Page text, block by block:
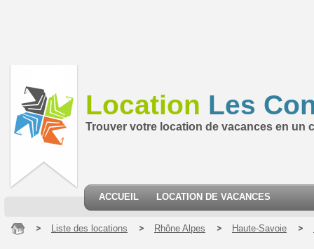
Location Les
Trouver votre location de vacances en un
ACCUEIL LOCATION DE VACANCES
Liste des locations Rhône Alpes Haute-Savoie